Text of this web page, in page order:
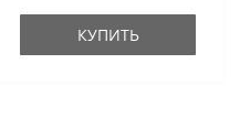
КУПИТЬ